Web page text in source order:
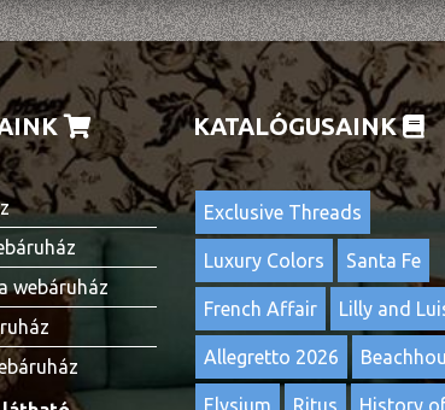
webáruház
KATALÓGUSAINK
Exclusive Threads
Luxury Colors Santa Fe
French Affair Lilly and
Allegretto 2026
Elysium Ritus History